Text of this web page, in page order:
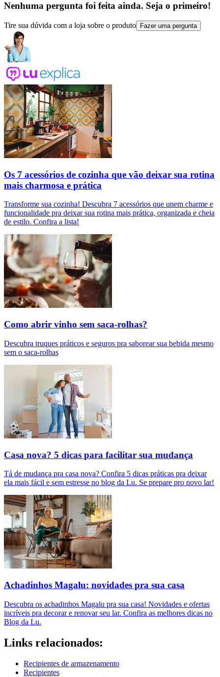
Nenhuma pergunta foi feita ainda. Seja o primeiro!
Tire sua dúvida com a loja sobre o produto Fazer uma pergunta
Os 7 acessórios de cozinha que vão deixar sua rotina
mais charmosa e prática
Transforme sua cozinha! Descubra 7 acessórios que unem charme e
funcionalidade pra deixar sua rotina mais prática, organizada e cheia
de estilo. Confira a lista!
Como abrir vinho sem saca-rolhas?
Descubra truques práticos e seguros pra saborear sua bebida mesmo
sem o saca-rolhas
Casa nova? 5 dicas para facilitar sua mudança
Tá de mudança pra casa nova? Confira 5 dicas práticas pra deixar
ela mais fácil e sem estresse no blog da Lu. Se prepare pro novo lar!
Achadinhos Magalu: novidades pra sua casa
Descubra os achadinhos Magalu pra sua casa! Novidades e ofertas
incríveis pra decorar e renovar seu lar. Confira as melhores dicas no
Blog da Lu.
Links relacionados:
Recipientes de armazenamento
Recipientes